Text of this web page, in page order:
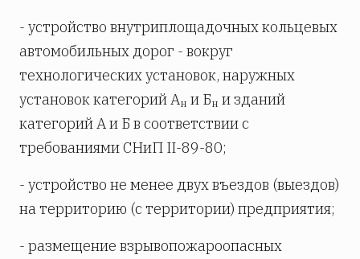
- устройство внутриплощадочных кольцевых
автомобильных дорог - вокруг
технологических установок, наружных
установок категорий Ан и Бн и зданий
категорий А и Б в соответствии с
требованиями СНиП II-89-80;
- устройство не менее двух въездов (выездов)
на территорию (с территории) предприятия;
- размещение взрывопожароопасных